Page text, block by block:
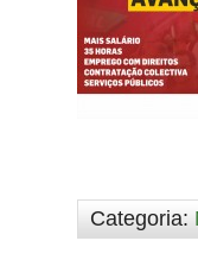
Categoria: